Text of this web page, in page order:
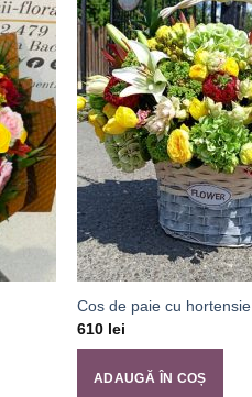
Cos de paie cu hortensie
610 lei
ADAUGĂ ÎN COȘ